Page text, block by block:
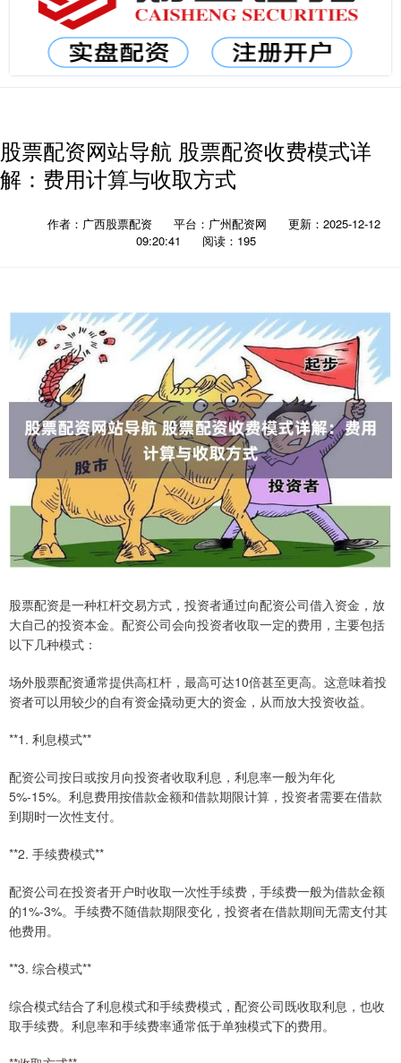
股票配资网站导航 股票配资收费模式详
解：费用计算与收取方式
作者：广西股票配资 平台：广州配资网
更新：2025-12-12
09:20:41
阅读：195
股票配资是一种杠杆交易方式，投资者通过向配资公司借入资金，放
大自己的投资本金。配资公司会向投资者收取一定的费用，主要包括
以下几种模式：
场外股票配资通常提供高杠杆，最高可达10倍甚至更高。这意味着投
资者可以用较少的自有资金撬动更大的资金，从而放大投资收益。
**1. 利息模式**
配资公司按日或按月向投资者收取利息，利息率一般为年化
5%-15%。利息费用按借款金额和借款期限计算，投资者需要在借款
到期时一次性支付。
**2. 手续费模式**
配资公司在投资者开户时收取一次性手续费，手续费一般为借款金额
的1%-3%。手续费不随借款期限变化，投资者在借款期间无需支付其
他费用。
**3. 综合模式**
综合模式结合了利息模式和手续费模式，配资公司既收取利息，也收
取手续费。利息率和手续费率通常低于单独模式下的费用。